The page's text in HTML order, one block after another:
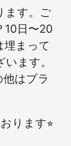
ます。ご
10日〜20
埋まって
ます。
はプラ
ります⭐︎